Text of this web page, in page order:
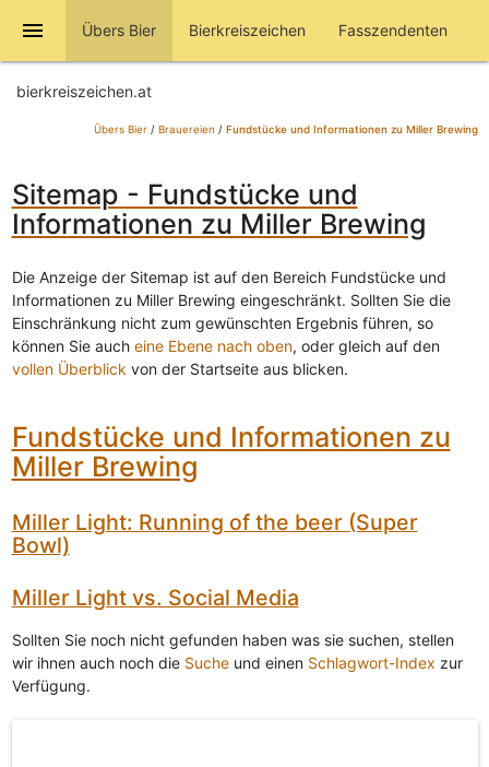
menu Übers Bier Bierkreiszeichen Fasszendenten
bierkreiszeichen.at
Übers Bier/ Brauereien / Fundstücke und Informationen zu Miller Brewing
Sitemap - Fundstücke und
Informationen zu Miller Brewing
Die Anzeige der Sitemap ist auf den Bereich Fundstücke und
Informationen zu Miller Brewing eingeschränkt. Sollten Sie die
Einschränkung nicht zum gewünschten Ergebnis führen, so
können Sie auch eine Ebene nach oben, oder gleich auf den
vollen Überblick von der Startseite aus blicken.
Fundstücke und Informationen zu
Miller Brewing
Miller Light: Running of the beer (Super
Bowl)
Miller Light vs. Social Media
Sollten Sie noch nicht gefunden haben was sie suchen, stellen
wir ihnen auch noch die Sucheund einen Schlagwort-Index zur
Verfügung.